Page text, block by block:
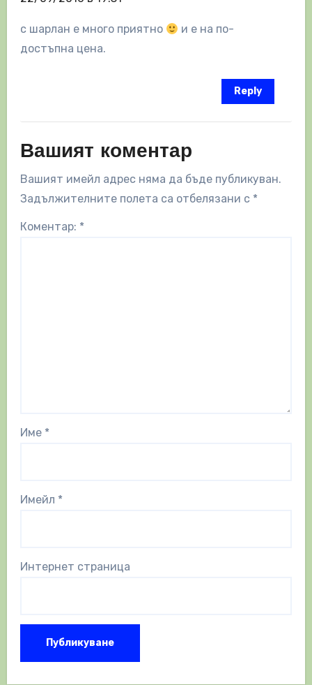
с шарлан е много приятно
и е на по-
достъпна цена.
Reply
Вашият коментар
Вашият имейл адрес няма да бъде публикуван.
Задължителните полета са отбелязани с *
Коментар: *
Име *
Имейл *
Интернет страница